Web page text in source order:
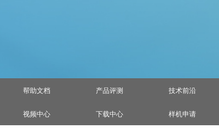
帮助文档 产品评测 技术前沿
视频中心 下载中心 样机申请